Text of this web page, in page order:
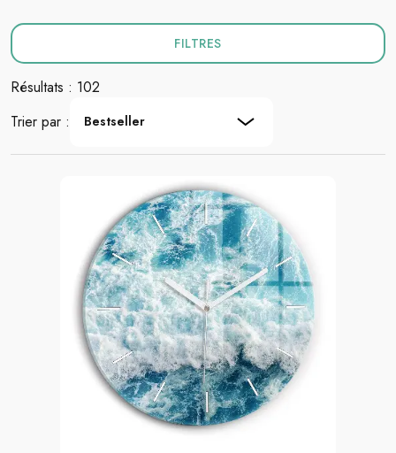
FILTRES
Résultats : 102
Trier par :
Bestseller